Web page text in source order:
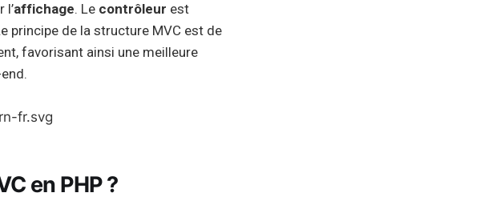
l’affichage. Le contrôleur est
principe de la structure MVC est de
favorisant ainsi une meilleure
en PHP ?